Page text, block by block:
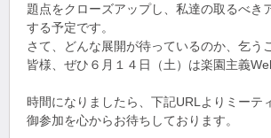
題点をクローズアップし、私達の取るべき
する予定です。
さて、どんな展開が待っているのか、乞う
皆様、ぜひ６月１４日（土）は楽園主義
時間になりましたら、下記URLよりミーテ
御参加を心からお待ちしております。